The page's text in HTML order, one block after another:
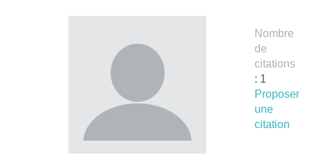
Nombre
de
citations
: 1
Proposer
une
citation